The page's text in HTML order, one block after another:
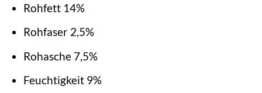
Rohfett 14%
Rohfaser 2,5%
Rohasche 7,5%
Feuchtigkeit 9%